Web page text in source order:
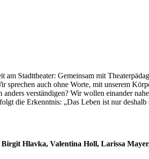
Stadttheater: Gemeinsam mit
auch ohne Worte, mit unserem
verständigen? Wir wollen einander
die Erkenntnis: „Das Leben ist nur
Hlavka, Valentina Holl, Larissa